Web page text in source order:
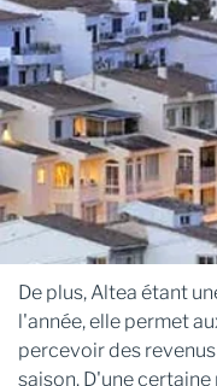
De plus, Altea étant
l'année, elle permet
percevoir des
saison. D'une